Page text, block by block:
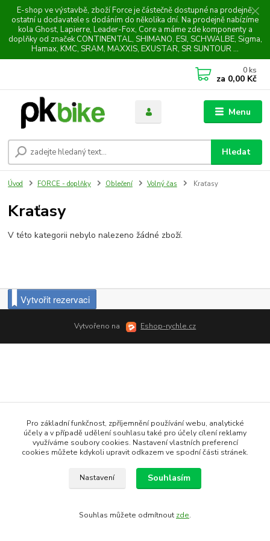
E-shop ve výstavbě, zboží Force je částečně dostupné na prodejně,
ostatní u dodavatele s dodáním do několika dní. Na prodejně nabízíme
kola Ghost, Lapierre, Leader-Fox, Core a máme zde komponenty a
doplňky od značek CONTINENTAL, SHIMANO, ESI, SCHWALBE, Sigma,
Hamax, KMC, SRAM, MAXXIS, EXUSTAR, SR SUNTOUR ...
Menu
Hledat
0 ks
za 0,00 Kč
Úvod FORCE - doplňky Oblečení Volný čas Kraťasy
Kraťasy
V této kategorii nebylo nalezeno žádné zboží.
Vytvořit rezervaci
Vytvořeno na Eshop-rychle.cz
Pro základní funkčnost, zpříjemnění používání webu, analytické
účely a v případě udělení souhlasu také pro účely cílení reklamy
využíváme soubory cookies. Nastavení vlastních preferencí
cookies můžete kdykoli upravit odkazem ve spodní části stránek.
Nastavení Souhlasím
Souhlas můžete odmítnout zde.